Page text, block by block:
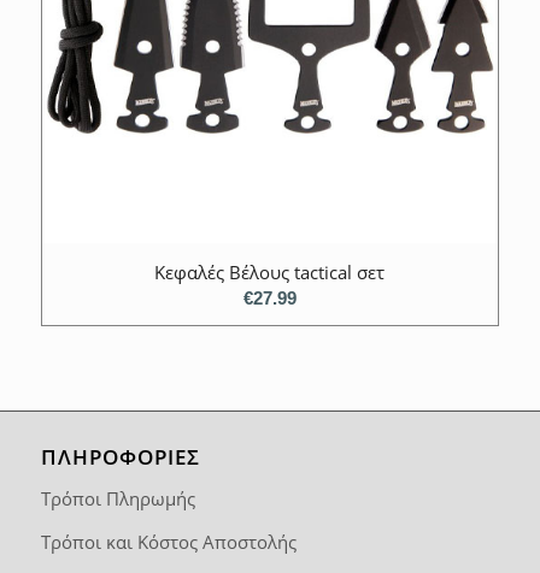
Κεφαλές Βέλους tactical σετ
€27.99
ΠΛΗΡΟΦΟΡΙΕΣ
Τρόποι Πληρωμής
Τρόποι και Κόστος Αποστολής